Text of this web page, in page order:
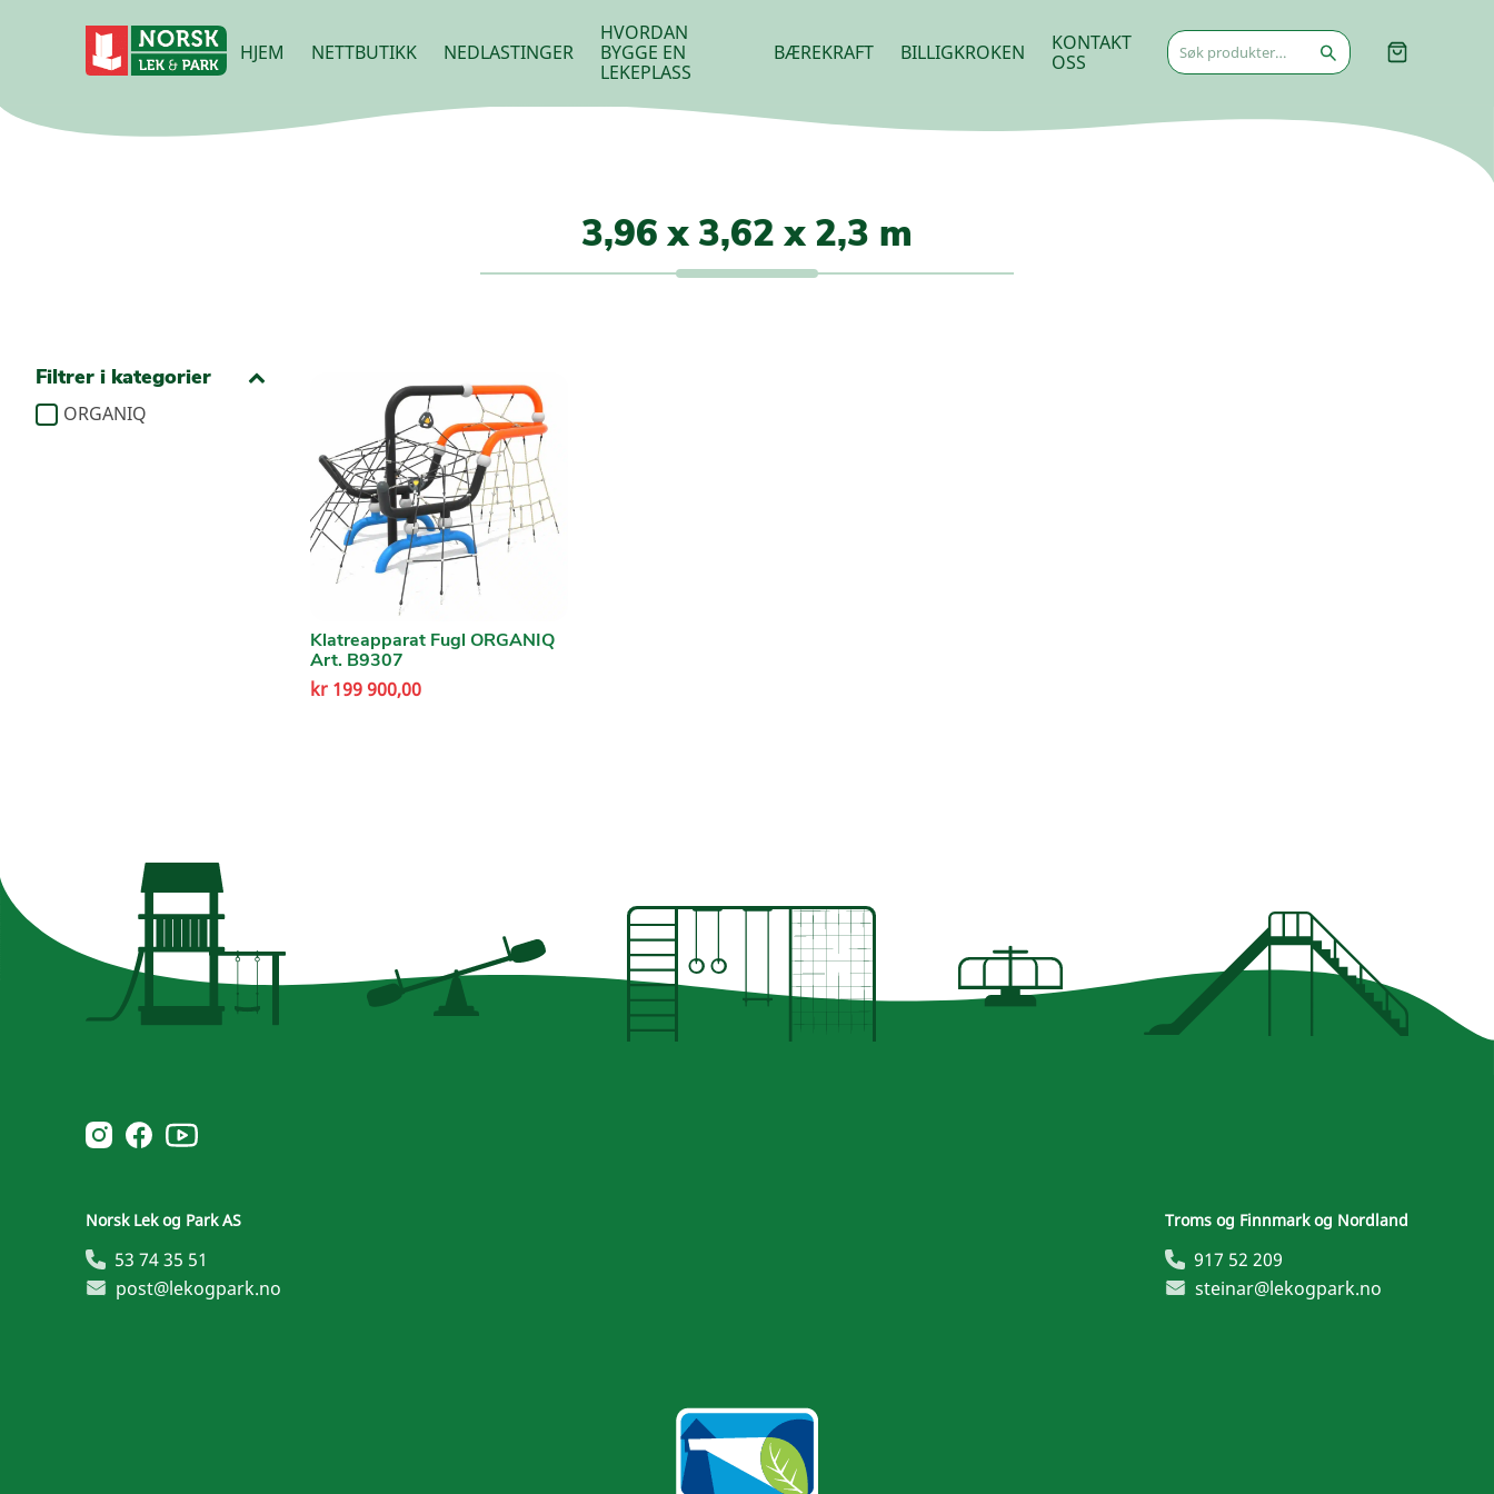
HJEM NETTBUTIKK NEDLASTINGER
HVORDAN
BYGGE EN
LEKEPLASS
BÆREKRAFT BILLIGKROKEN
KONTAKT
OSS
Søk
etter:
3,96 x 3,62 x 2,3 m
Filtrer i kategorier
ORGANIQ
Klatreapparat Fugl ORGANIQ
Art. B9307
kr199 900,00
Norsk Leg & Park instagram
Norsk Leg & Park facebook
Norsk Leg & Park youtube
Norsk Lek og Park AS
53 74 35 51
post@lekogpark.no
Troms og Finnmark og Nordland
917 52 209
steinar@lekogpark.no